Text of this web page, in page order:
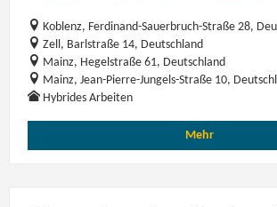
Koblenz, Ferdinand-Sauerbruch-Straße 28,
Zell, Barlstraße 14, Deutschland
Mainz, Hegelstraße 61, Deutschland
Mainz, Jean-Pierre-Jungels-Straße 10,
Hybrides Arbeiten
Mehr